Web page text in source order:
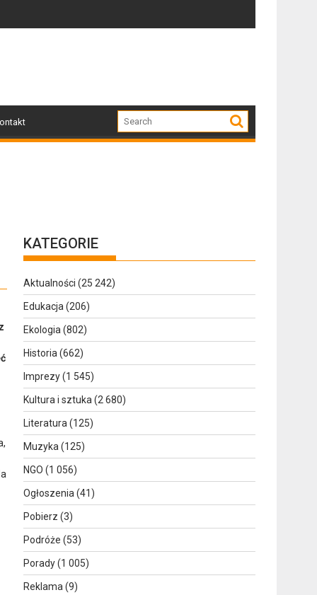
KATEGORIE
Aktualności (25 242)
Edukacja (206)
Ekologia (802)
Historia (662)
Imprezy(1 545)
Kultura i sztuka (2 680)
Literatura (125)
Muzyka (125)
NGO (1 056)
Ogłoszenia (41)
Pobierz (3)
Podróże (53)
Porady(1 005)
Reklama (9)